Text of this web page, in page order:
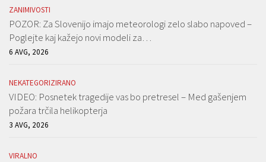
ZANIMIVOSTI
POZOR: Za Slovenijo imajo meteorologi zelo slabo napoved –
Poglejte kaj kažejo novi modeli za…
6 AVG, 2026
NEKATEGORIZIRANO
VIDEO: Posnetek tragedije vas bo pretresel – Med gašenjem
požara trčila helikopterja
3 AVG, 2026
VIRALNO